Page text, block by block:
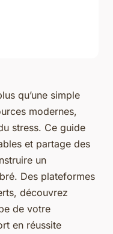
qu’une simple
modernes,
stress. Ce guide
et partage des
un
Des plateformes
découvrez
de votre
en réussite